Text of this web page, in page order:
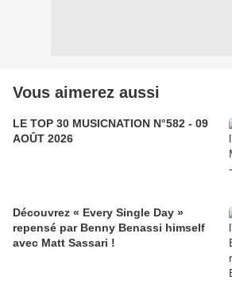
Vous aimerez aussi
LE TOP 30 MUSICNATION N°582 - 09
AOÛT 2026
Découvrez « Every Single Day »
repensé par Benny Benassi himself
avec Matt Sassari !